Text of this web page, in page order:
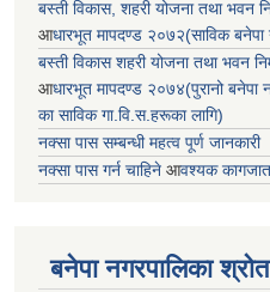
बस्ती विकास, शहरी योजना तथा भवन
आधारभूत मापदण्ड २०७२(साविक बनेपा
बस्ती विकास शहरी योजना तथा भवन
आधारभूत मापदण्ड २०७४(पुरानो बनेपा
का साविक गा.वि.स.हरूका लागि)
नक्सा पास सम्बन्धी महत्व पूर्ण जानकारी
नक्सा पास गर्न चाहिने आवश्यक
बनेपा नगरपालिका